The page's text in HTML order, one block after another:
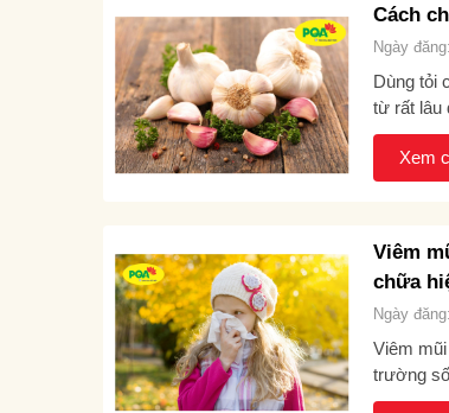
Cách
Ngày đăng:
Dùng tỏi
từ rất lâu
phương
Xem
Viêm
chữa
Ngày đăng:
Viêm
trường
dịch yếu,